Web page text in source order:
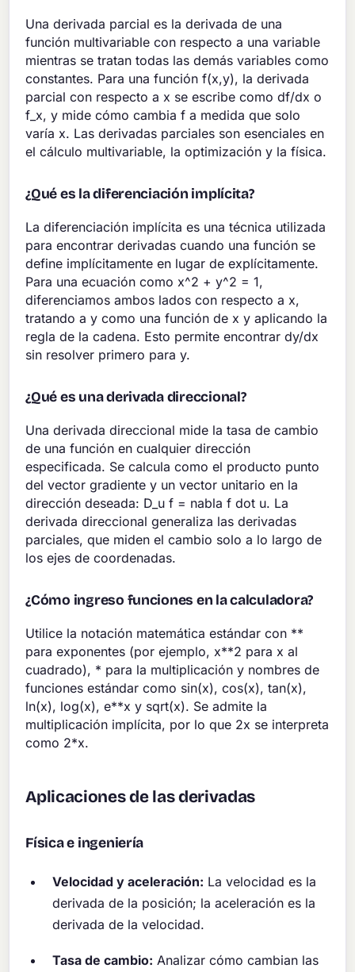
Una derivada parcial es la derivada de una
función multivariable con respecto a una variable
mientras se tratan todas las demás variables como
constantes. Para una función f(x,y), la derivada
parcial con respecto a x se escribe como df/dx o
f_x, y mide cómo cambia f a medida que solo
varía x. Las derivadas parciales son esenciales en
el cálculo multivariable, la optimización y la física.
¿Qué es la diferenciación implícita?
La diferenciación implícita es una técnica utilizada
para encontrar derivadas cuando una función se
define implícitamente en lugar de explícitamente.
Para una ecuación como x^2 + y^2 = 1,
diferenciamos ambos lados con respecto a x,
tratando a y como una función de x y aplicando la
regla de la cadena. Esto permite encontrar dy/dx
sin resolver primero para y.
¿Qué es una derivada direccional?
Una derivada direccional mide la tasa de cambio
de una función en cualquier dirección
especificada. Se calcula como el producto punto
del vector gradiente y un vector unitario en la
dirección deseada: D_u f = nabla f dot u. La
derivada direccional generaliza las derivadas
parciales, que miden el cambio solo a lo largo de
los ejes de coordenadas.
¿Cómo ingreso funciones en la calculadora?
Utilice la notación matemática estándar con **
para exponentes (por ejemplo, x**2 para x al
cuadrado), * para la multiplicación y nombres de
funciones estándar como sin(x), cos(x), tan(x),
ln(x), log(x), e**x y sqrt(x). Se admite la
multiplicación implícita, por lo que 2x se interpreta
como 2*x.
Aplicaciones de las derivadas
Física e ingeniería
Velocidad y aceleración: La velocidad es la
derivada de la posición; la aceleración es la
derivada de la velocidad.
Tasa de cambio: Analizar cómo cambian las